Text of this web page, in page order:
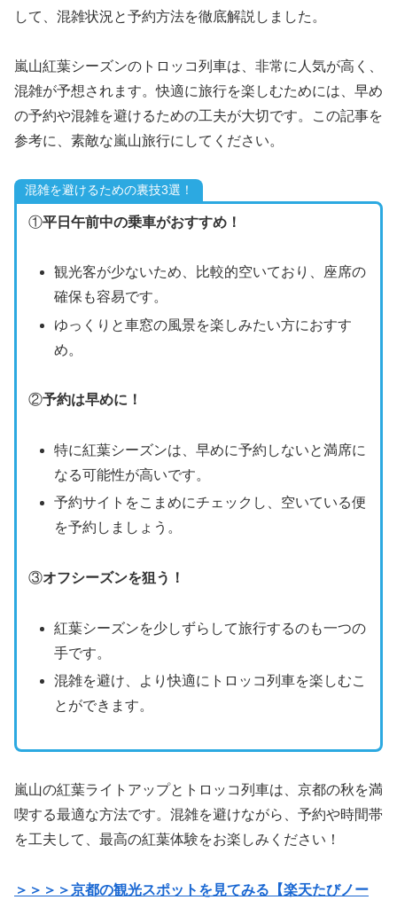
して、混雑状況と予約方法を徹底解説しました。
嵐山紅葉シーズンのトロッコ列車は、非常に人気が高く、
混雑が予想されます。快適に旅行を楽しむためには、早め
の予約や混雑を避けるための工夫が大切です。この記事を
参考に、素敵な嵐山旅行にしてください。
混雑を避けるための裏技3選！
①平日午前中の乗車がおすすめ！
観光客が少ないため、比較的空いており、座席の
確保も容易です。
ゆっくりと車窓の風景を楽しみたい方におすす
め。
②予約は早めに！
特に紅葉シーズンは、早めに予約しないと満席に
なる可能性が高いです。
予約サイトをこまめにチェックし、空いている便
を予約しましょう。
③オフシーズンを狙う！
紅葉シーズンを少しずらして旅行するのも一つの
手です。
混雑を避け、より快適にトロッコ列車を楽しむこ
とができます。
嵐山の紅葉ライトアップとトロッコ列車は、京都の秋を満
喫する最適な方法です。混雑を避けながら、予約や時間帯
を工夫して、最高の紅葉体験をお楽しみください！
＞＞＞＞京都の観光スポットを見てみる【楽天たびノー